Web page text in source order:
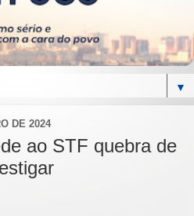
▼
DE 2024
ao STF quebra de